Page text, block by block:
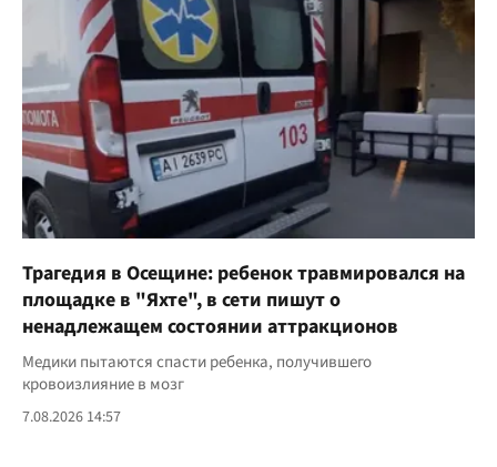
Трагедия в Осещине: ребенок травмировался на
площадке в "Яхте", в сети пишут о
ненадлежащем состоянии аттракционов
Медики пытаются спасти ребенка, получившего
кровоизлияние в мозг
7.08.2026 14:57